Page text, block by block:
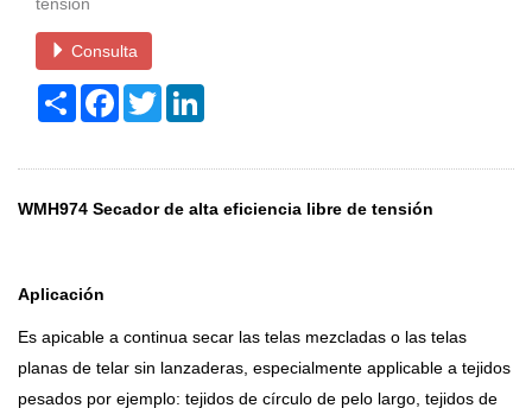
Consulta
Share FacebookTwitter
WMH974 Secador de alta eficiencia libre de tensión
Aplicación
Es apicable a continua secar las telas mezcladas o las telas
planas de telar sin lanzaderas, especialmente applicable a tejidos
pesados por ejemplo: tejidos de círculo de pelo largo, tejidos de